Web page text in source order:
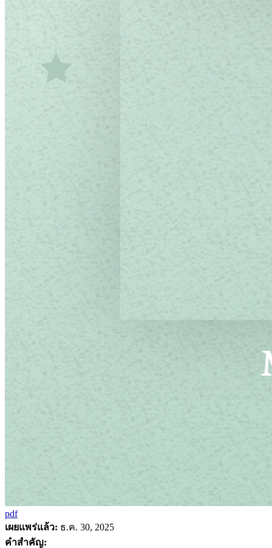
pdf
เผยแพร่แล้ว: ธ.ค. 30, 2025
คำสำคัญ: